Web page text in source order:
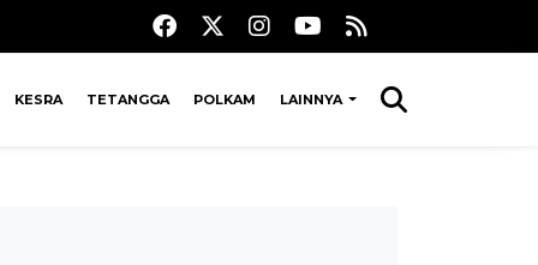
KESRA TETANGGA POLKAM LAINNYA